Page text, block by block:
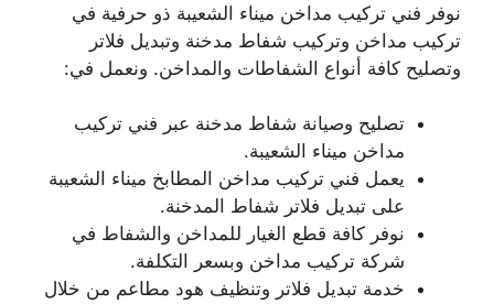
نوفر فني تركيب مداخن ميناء الشعيبة ذو حرفية في
تركيب مداخن وتركيب شفاط مدخنة وتبديل فلاتر
وتصليح كافة أنواع الشفاطات والمداخن. ونعمل في:
تصليح وصيانة شفاط مدخنة عبر فني تركيب
مداخن ميناء الشعيبة.
يعمل فني تركيب مداخن المطابخ ميناء الشعيبة
على تبديل فلاتر شفاط المدخنة.
نوفر كافة قطع الغيار للمداخن والشفاط في
شركة تركيب مداخن وبسعر التكلفة.
خدمة تبديل فلاتر وتنظيف هود مطاعم من خلال